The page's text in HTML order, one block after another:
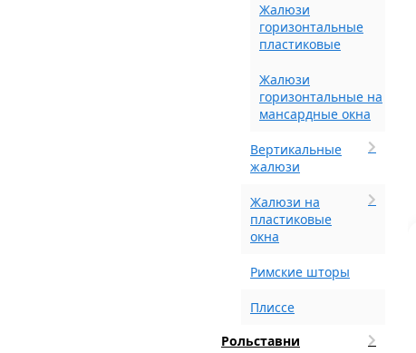
Жалюзи
горизонтальные
пластиковые
Жалюзи
горизонтальные на
мансардные окна
Вертикальные
жалюзи
Жалюзи на
пластиковые
окна
Римские шторы
Плиссе
Рольставни